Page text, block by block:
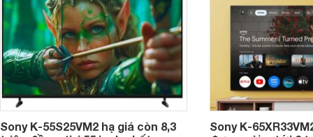
Sony K-55S25VM2 hạ giá còn 8,3
Sony K-